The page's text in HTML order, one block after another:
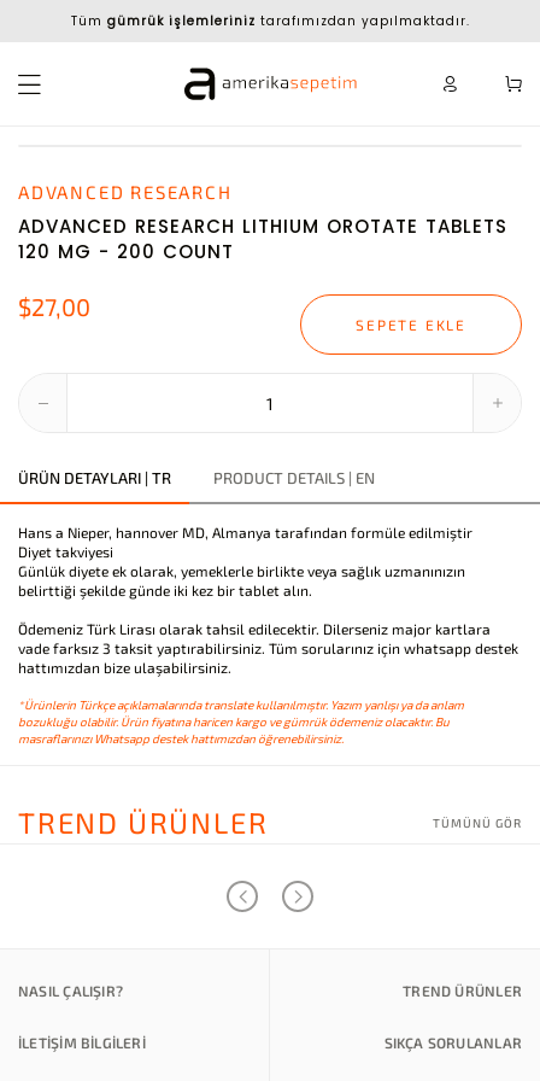
Tüm gümrük işlemleriniz tarafımızdan yapılmaktadır.
ADVANCED RESEARCH
ADVANCED RESEARCH LITHIUM OROTATE TABLETS
120 MG - 200 COUNT
$27,00
SEPETE EKLE
ÜRÜN DETAYLARI | TR PRODUCT DETAILS | EN
Hans a Nieper, hannover MD, Almanya tarafından formüle edilmiştir
Diyet takviyesi
Günlük diyete ek olarak, yemeklerle birlikte veya sağlık uzmanınızın
belirttiği şekilde günde iki kez bir tablet alın.
Ödemeniz Türk Lirası olarak tahsil edilecektir. Dilerseniz major kartlara
vade farksız 3 taksit yaptırabilirsiniz. Tüm sorularınız için whatsapp destek
hattımızdan bize ulaşabilirsiniz.
*Ürünlerin Türkçe açıklamalarında translate kullanılmıştır. Yazım yanlışı ya da anlam
bozukluğu olabilir. Ürün fiyatına haricen kargo ve gümrük ödemeniz olacaktır. Bu
masraflarınızı Whatsapp destek hattımızdan öğrenebilirsiniz.
TREND ÜRÜNLER TÜMÜNÜ GÖR
NASIL ÇALIŞIR? TREND ÜRÜNLER
İLETİŞİM BİLGİLERİ SIKÇA SORULANLAR